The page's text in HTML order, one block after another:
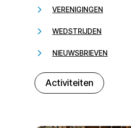
VERENIGINGEN
WEDSTRIJDEN
NIEUWSBRIEVEN
Activiteiten
232323